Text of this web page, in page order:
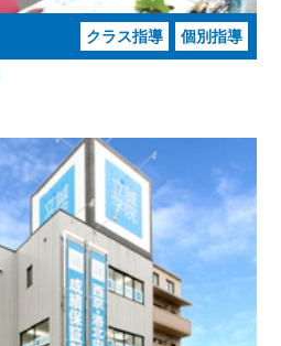
クラス指導 個別指導